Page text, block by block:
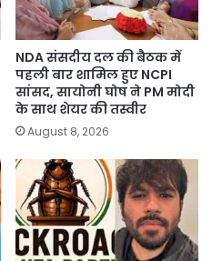
NDA संसदीय दल की बैठक में
पहली बार शामिल हुए NCPI
सांसद, सायोनी घोष ने PM मोदी
के साथ शेयर की तस्वीर
August 8, 2026